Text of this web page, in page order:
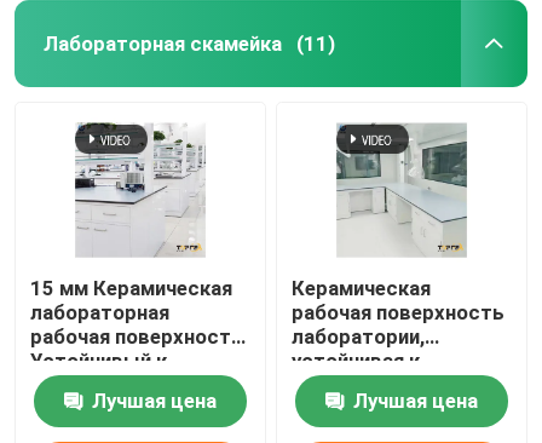
Лабораторная скамейка (11)
15 мм Керамическая
лабораторная
рабочая поверхность
Устойчивый к
химическим
веществам
прямоугольник
Лучшая цена
Керамическая
рабочая поверхность
лаборатории,
устойчивая к
кислотам, рабочая
поверхность
лаборатории с
Лучшая цена